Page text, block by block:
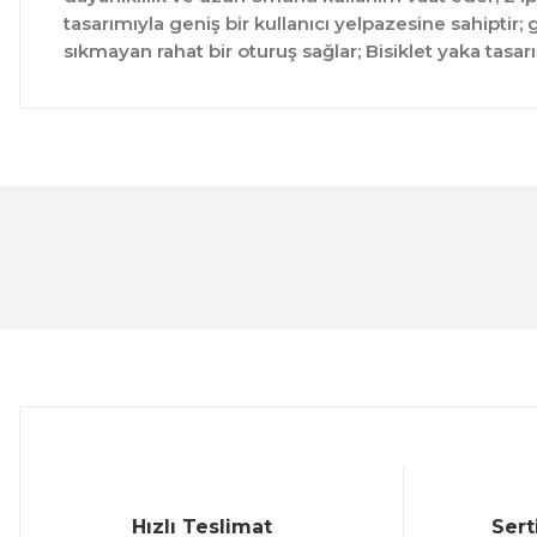
tasarımıyla geniş bir kullanıcı yelpazesine
sıkmayan rahat bir oturuş sağlar; Bisiklet yaka
Hızlı Teslimat